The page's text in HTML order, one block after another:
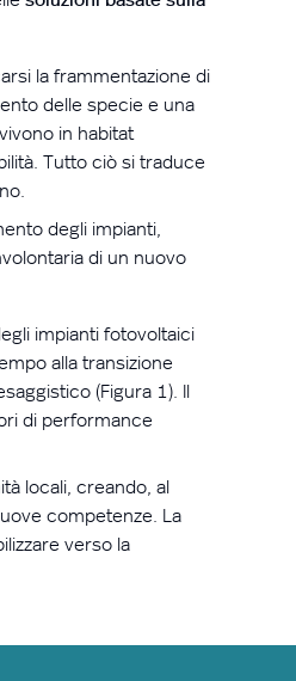
la frammentazione di
delle specie e una
in habitat
Tutto ciò si traduce
degli impianti,
di un nuovo
impianti fotovoltaici
alla transizione
(Figura 1). Il
di performance
locali, creando, al
competenze. La
verso la